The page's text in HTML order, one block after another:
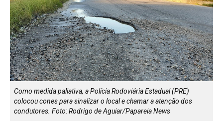
Como medida paliativa, a Polícia Rodoviária Estadual (PRE)
colocou cones para sinalizar o local e chamar a atenção dos
condutores. Foto: Rodrigo de Aguiar/Papareia News